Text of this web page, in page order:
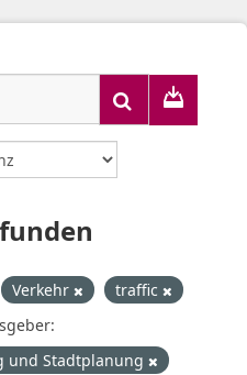
Verkehr
traffic
und Stadtplanung